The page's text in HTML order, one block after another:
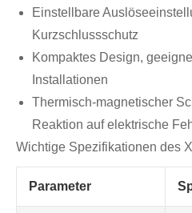
Einstellbare
Kurzschlussschutz
Kompaktes Design,
Installationen
Thermisch-magnetischer
Reaktion auf elektrische
Wichtige Spezifikationen des
Parameter